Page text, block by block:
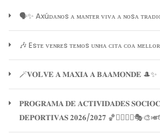
🗣️✨ Axúᴅᴀɴᴏs ᴀ ᴍᴀɴᴛᴇʀ ᴠɪᴠᴀ ᴀ ɴᴏsᴀ
🎶 Esᴛᴇ ᴠᴇɴʀᴇs ᴛᴇᴍᴏs ᴜɴʜᴀ ᴄɪᴛᴀ ᴄᴏᴀ
🪄𝐕𝐎𝐋𝐕𝐄 𝐀 𝐌𝐀𝐗𝐈𝐀 𝐀 𝐁𝐀𝐀𝐌𝐎𝐍𝐃𝐄 🎩✨
𝐏𝐑𝐎𝐆𝐑𝐀𝐌𝐀 𝐃𝐄 𝐀𝐂𝐓𝐈𝐕𝐈𝐃𝐀𝐃𝐄𝐒
𝐃𝐄𝐏𝐎𝐑𝐓𝐈𝐕𝐀𝐒 𝟐𝟎𝟐𝟔/𝟐𝟎𝟐𝟕